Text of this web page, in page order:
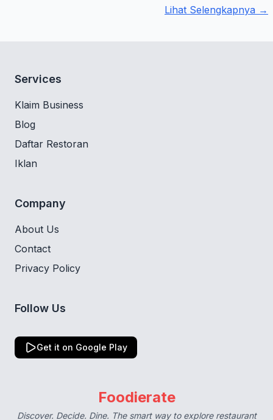
Lihat Selengkapnya →
Services
Klaim Business
Blog
Daftar Restoran
Iklan
Company
About Us
Contact
Privacy Policy
Follow Us
Get it on Google Play
Foodierate
Discover. Decide. Dine. The smart way to explore restaurant